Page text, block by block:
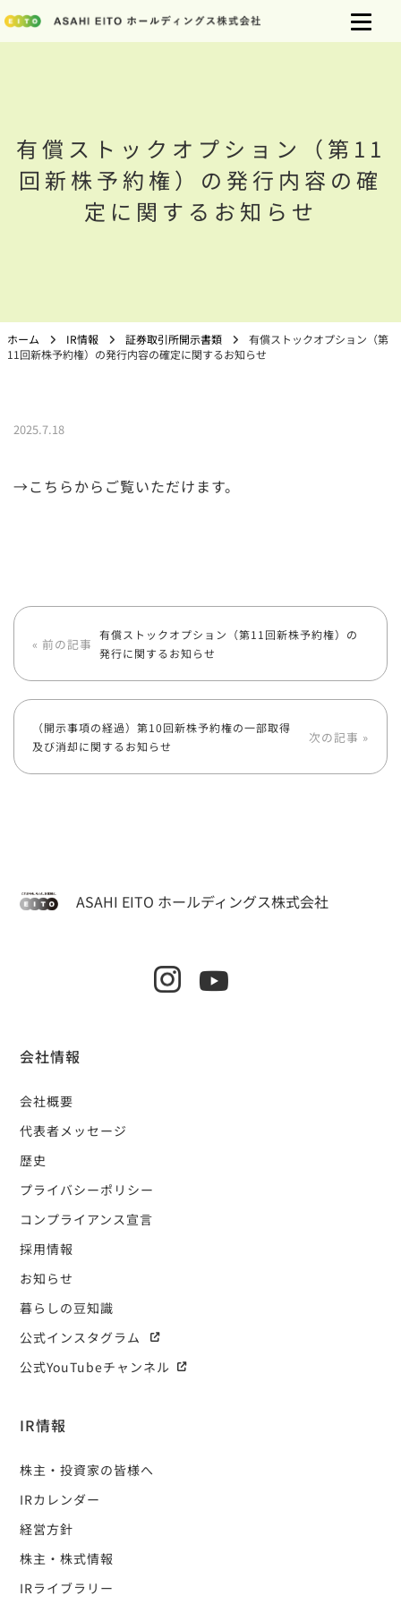
有償ストックオプション（第11
回新株予約権）の発行内容の確
定に関するお知らせ
ホーム IR情報 証券取引所開示書類
有償ストックオプション（第
11回新株予約権）の発行内容の確定に関するお知らせ
2025.7.18
→こちらからご覧いただけます。
« 前の記事
有償ストックオプション（第11回新株予約権）の
発行に関するお知らせ
（開示事項の経過）第10回新株予約権の一部取得
及び消却に関するお知らせ
次の記事 »
ASAHI EITO ホールディングス株式会社
会社情報
会社概要
代表者メッセージ
歴史
プライバシーポリシー
コンプライアンス宣言
採用情報
お知らせ
暮らしの豆知識
公式インスタグラム
公式YouTubeチャンネル
IR情報
株主・投資家の皆様へ
IRカレンダー
経営方針
株主・株式情報
IRライブラリー